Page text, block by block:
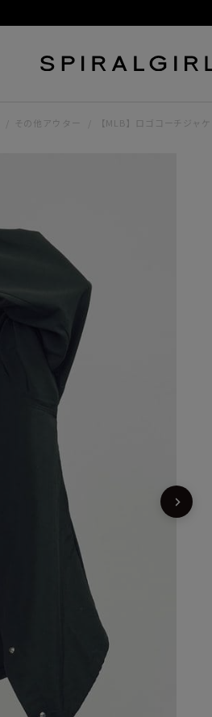
その他アウター 【MLB】ロゴコーチジャケ